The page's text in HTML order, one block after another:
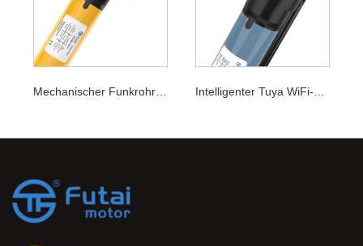
Mechanischer Funkrohrmotor Intelligenter Tuya WiFi-Rohrmotor